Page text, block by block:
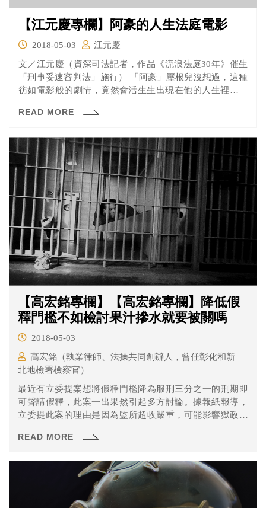
【江元慶專欄】阿豪的人生法庭電影
2018-05-03
江元慶
文／江元慶（資深司法記者，作品《流浪法庭30年》催生
「刑事妥速審判法」施行） 「阿豪」壓根兒沒想過，這種
彷如電影般的劇情，竟然會活生生出現在他的人生裡。然
READ MORE
【高宏銘專欄】【高宏銘專欄】降低假
釋門檻不如檢討果汁摻水就要被關嗎
2018-05-03
高宏銘（執業律師、法操共同創辦人，曾任彰化和新
北地檢署檢察官）
最近有立委提案想將假釋門檻降為服刑三分之一的刑期即
可聲請假釋，此案一出果然引起多方討論。據報紙報導，
立委提此案的理由是因為監所超收嚴重，可能影響獄政，
後害怕假釋被撤銷，要回去服刑的刑期比較長，可降低再
READ MORE